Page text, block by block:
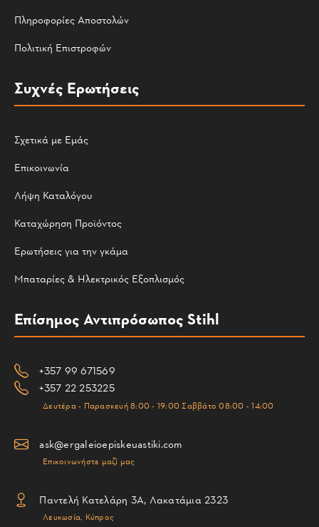
Πληροφορίες Αποστολών
Πολιτική Επιστροφών
Συχνές Ερωτήσεις
Σχετικά με Εμάς
Επικοινωνία
Λήψη Καταλόγου
Καταχώρηση Προϊόντος
Ερωτήσεις για την γκάμα
Μπαταρίες & Ηλεκτρικός Εξοπλισμός
Επίσημος Αντιπρόσωπος Stihl
+357 99 671569
+357 22 253225
Δευτέρα - Παρασκευή 8:00 - 19:00 Σαββάτο 08:00 - 14:00
ask@ergaleioepiskeuastiki.com
Επικοινωνήστε μαζί μας
Παντελή Κατελάρη 3Α, Λακατάμια 2323
Λευκωσία, Κύπρος